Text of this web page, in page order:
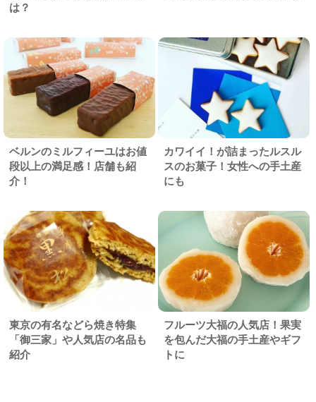
は？
ベルンのミルフィーユはお値
段以上の満足感！店舗も紹
介！
カワイイ！が詰まったルスル
スのお菓子！女性への手土産
にも
東京の有名などら焼き特集
「御三家」や人気店の名品も
紹介
フルーツ大福の人気店！果実
を包んだ大福の手土産やギフ
トに